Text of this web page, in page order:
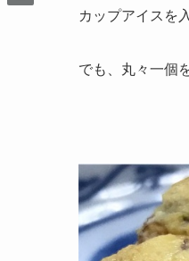
カップアイスを
でも、丸々一個